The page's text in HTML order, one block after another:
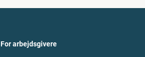
For arbejdsgivere